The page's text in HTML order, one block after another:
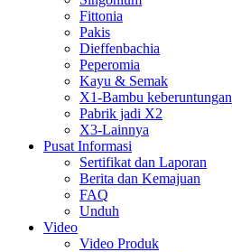
Fittonia
Pakis
Dieffenbachia
Peperomia
Kayu & Semak
X1-Bambu keberuntungan
Pabrik jadi X2
X3-Lainnya
Pusat Informasi
Sertifikat dan Laporan
Berita dan Kemajuan
FAQ
Unduh
Video
Video Produk